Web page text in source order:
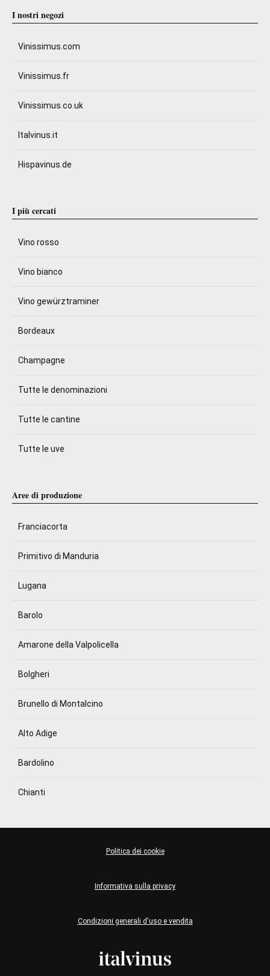
I nostri negozi
Vinissimus.com
Vinissimus.fr
Vinissimus.co.uk
Italvinus.it
Hispavinus.de
I più cercati
Vino rosso
Vino bianco
Vino gewürztraminer
Bordeaux
Champagne
Tutte le denominazioni
Tutte le cantine
Tutte le uve
Aree di produzione
Franciacorta
Primitivo di Manduria
Lugana
Barolo
Amarone della Valpolicella
Bolgheri
Brunello di Montalcino
Alto Adige
Bardolino
Chianti
Condizioni generali d'uso e vendita
Informativa sulla privacy
Politica dei cookie